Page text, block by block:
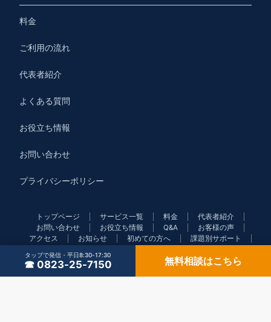
料金
ご利用の流れ
代表者紹介
よくある質問
お役立ち情報
お問い合わせ
プライバシーポリシー
トップページ サービス一覧 料金
代表者紹介
お問い合わせ
お役立ち情報 Q&A
お客様の声
アクセス
お知らせ 初めての方へ
課題別サポート
タップで発信・平日8:30-17:30
☎ 0823-25-7150 無料相談はこちら